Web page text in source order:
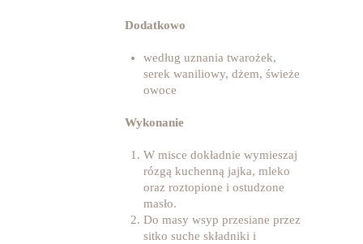
Dodatkowo
według uznania twarożek,
serek waniliowy, dżem, świeże
owoce
Wykonanie
W misce dokładnie wymieszaj
rózgą kuchenną jajka, mleko
oraz roztopione i ostudzone
masło.
Do masy wsyp przesiane przez
sitko suche składniki i